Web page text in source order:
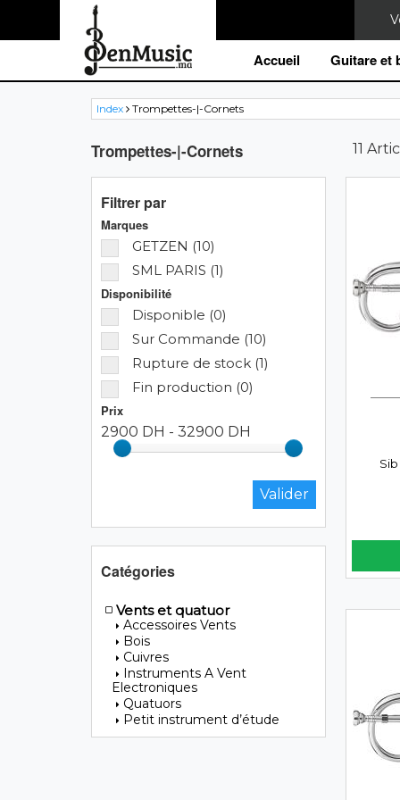
Accueil Guitare et
Index Trompettes-|-Cornets
Trompettes-|-Cornets
Filtrer par
Marques
GETZEN (10)
SML PARIS (1)
Disponibilité
Disponible (0)
Sur Commande (10)
Rupture de stock (1)
Fin production (0)
Prix
2900 DH - 32900 DH
Catégories
Vents et quatuor
Accessoires Vents
Bois
Cuivres
Instruments A Vent
Electroniques
Quatuors
Petit instrument d’étude
11